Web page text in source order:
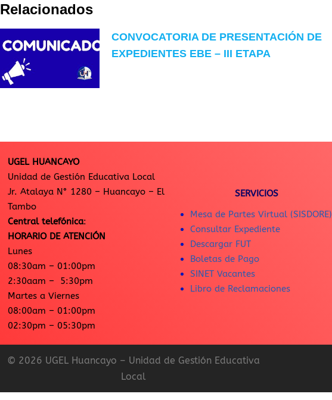
Relacionados
CONVOCATORIA DE PRESENTACIÓN DE
EXPEDIENTES EBE – III ETAPA
UGEL HUANCAYO
Unidad de Gestión Educativa Local
Jr. Atalaya N° 1280 – Huancayo – El
Tambo
Central telefónica:
HORARIO DE ATENCIÓN
Lunes
08:30am – 01:00pm
2:30aam – 5:30pm
Martes a Viernes
08:00am – 01:00pm
02:30pm – 05:30pm
SERVICIOS
Mesa de Partes Virtual (SISDORE)
Consultar Expediente
Descargar FUT
Boletas de Pago
SINET Vacantes
Libro de Reclamaciones
© 2026 UGEL Huancayo – Unidad de Gestión Educativa
Local